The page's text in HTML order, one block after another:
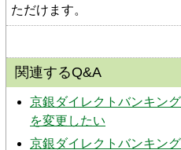
ただけます。
関連するQ&A
京銀ダイレクトバンキン
を変更したい
京銀ダイレクトバンキン